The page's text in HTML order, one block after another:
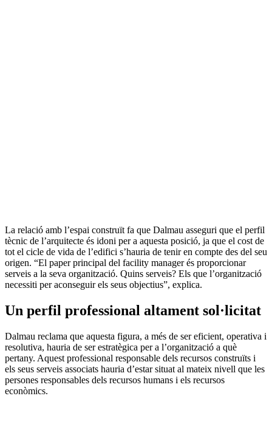
La relació amb l’espai construït fa que Dalmau asseguri que el perfil
tècnic de l’arquitecte és idoni per a aquesta posició, ja que el cost de
tot el cicle de vida de l’edifici s’hauria de tenir en compte des del seu
origen. “El paper principal del facility manager és proporcionar
serveis a la seva organització. Quins serveis? Els que l’organització
necessiti per aconseguir els seus objectius”, explica.
Un perfil professional altament sol·licitat
Dalmau reclama que aquesta figura, a més de ser eficient, operativa i
resolutiva, hauria de ser estratègica per a l’organització a què
pertany. Aquest professional responsable dels recursos construïts i
els seus serveis associats hauria d’estar situat al mateix nivell que les
persones responsables dels recursos humans i els recursos
econòmics.